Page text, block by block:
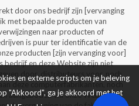
door ons bedrijf zijn [vervanging
met bepaalde producten van
naar producten of
is puur ter identificatie van de
producten [zijn vervanging voor]
bedrijf en deze Website zijn niet
door, distributeurs voor, noch
deze computerfabrikanten, noch
aangeboden via onze Website
en externe scripts om je beleving
"Akkoord", ga je akkoord met het